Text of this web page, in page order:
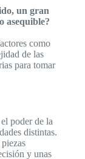
un gran
asequible?
como
de las
para tomar
poder de la
distintas.
y unas